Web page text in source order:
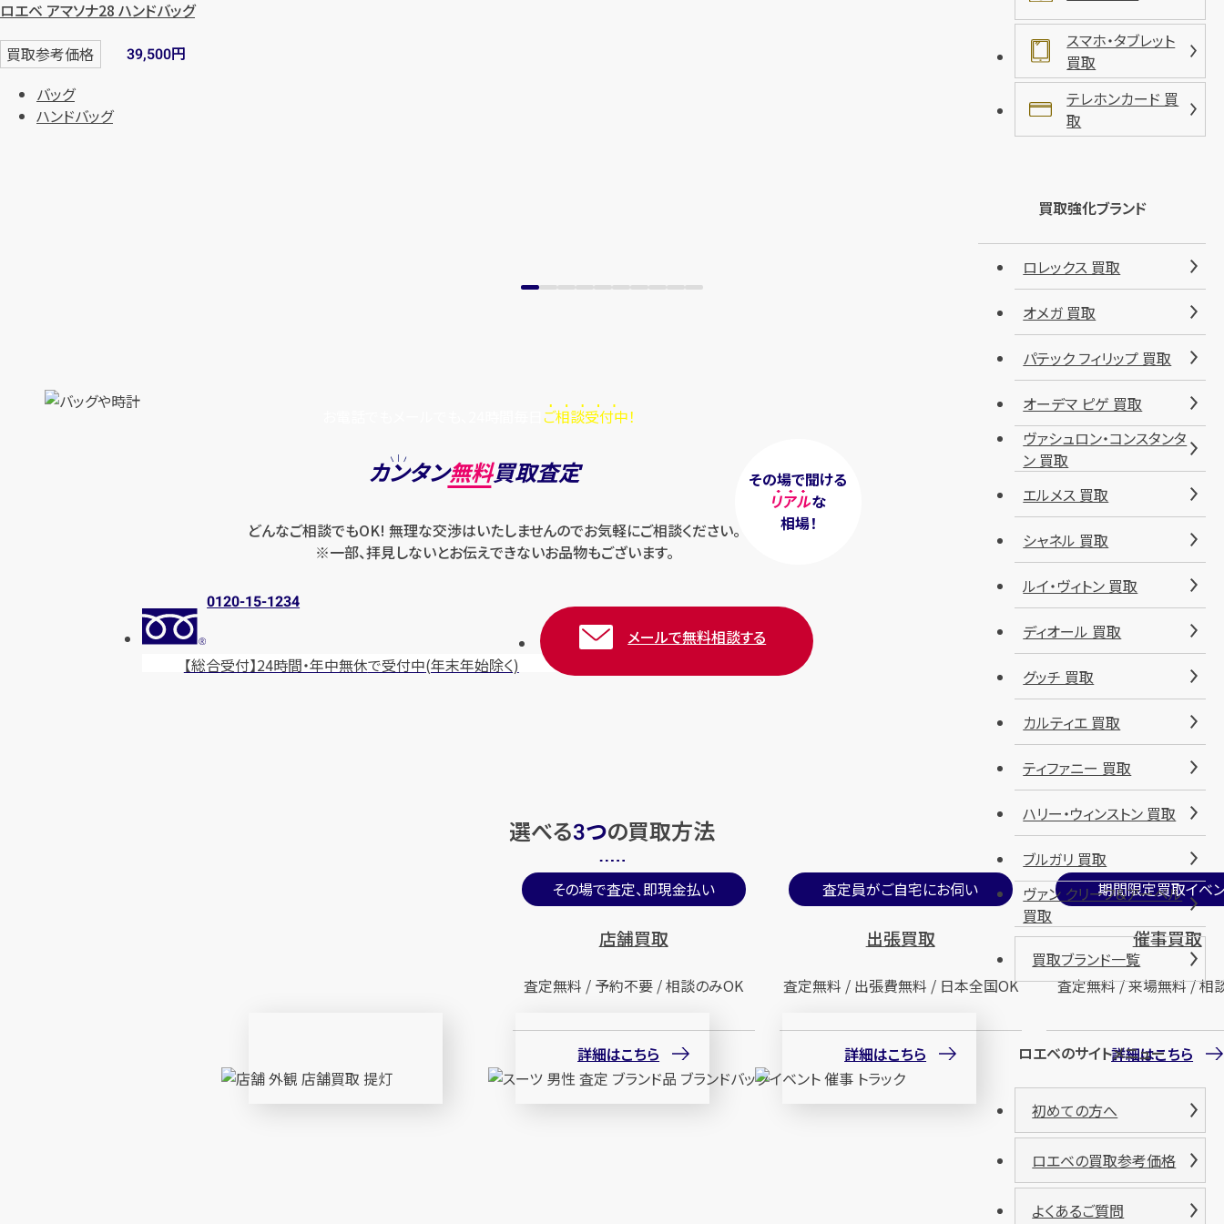
ロエベ アマソナ28 ハンドバッグ
買取参考価格 39,500円
バッグ
ハンドバッグ
ご相談受付中！
その場で聞ける
リアルな
相場！
カンタン無料買取査定
どんなご相談でもOK! 無理な交渉はいたしませんのでお気軽にご相談ください。
※一部、拝見しないとお伝えできないお品物もございます。
0120-15-1234
【総合受付】24時間・年中無休で受付中(年末年始除く)
メールで無料相談する
選べる3つの買取方法
その場で査定、即現金払い
店舗買取
査定無料 / 予約不要 / 相談のみOK
詳細はこちら
査定員がご自宅にお伺い
出張買取
査定無料 / 出張費無料 / 日本全国OK
詳細はこちら
期間限定買取イベ
催事買取
査定無料 / 来場無料 / 相
詳細はこちら
スマホ・タブレット
買取
テレホンカード 買
取
買取強化ブランド
ロレックス 買取
オメガ 買取
パテック フィリップ 買取
オーデマ ピゲ 買取
ヴァシュロン・コンスタンタ
ン 買取
エルメス 買取
シャネル 買取
ルイ・ヴィトン 買取
ディオール 買取
グッチ 買取
カルティエ 買取
ティファニー 買取
ハリー・ウィンストン 買取
ブルガリ 買取
ヴァン クリーフ＆アーペル
買取
買取ブランド一覧
ロエベのサイトメニュー
初めての方へ
ロエベの買取参考価格
よくあるご質問